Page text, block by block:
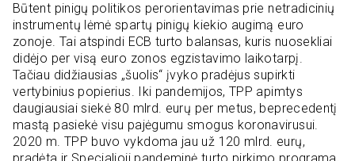
Būtent pinigų politikos perorientavimas prie netradicinių
instrumentų lėmė spartų pinigų kiekio augimą euro
zonoje. Tai atspindi ECB turto balansas, kuris nuosekliai
didėjo per visą euro zonos egzistavimo laikotarpį.
Tačiau didžiausias „šuolis“ įvyko pradėjus supirkti
vertybinius popierius. Iki pandemijos, TPP apimtys
daugiausiai siekė 80 mlrd. eurų per metus, beprecedentį
mastą pasiekė visu pajėgumu smogus koronavirusui.
2020 m. TPP buvo vykdoma jau už 120 mlrd. eurų,